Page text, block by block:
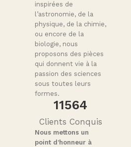
inspirées de
l’astronomie, de la
physique, de la chimie,
ou encore de la
biologie, nous
proposons des pièces
qui donnent vie à la
passion des sciences
sous toutes leurs
formes.
11564
Clients Conquis
Nous mettons un
point d’honneur à